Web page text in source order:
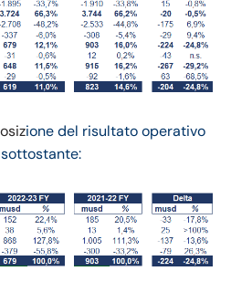
ione del risultato operativo